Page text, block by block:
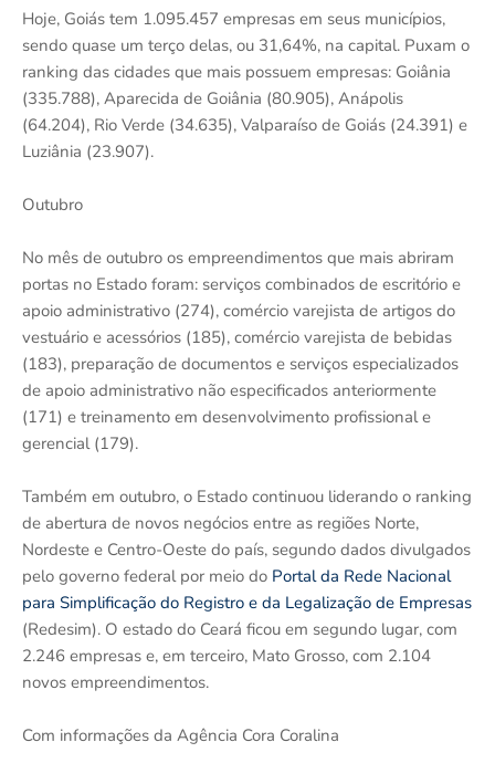
Hoje, Goiás tem 1.095.457 empresas em seus municípios,
sendo quase um terço delas, ou 31,64%, na capital. Puxam o
ranking das cidades que mais possuem empresas: Goiânia
(335.788), Aparecida de Goiânia (80.905), Anápolis
(64.204), Rio Verde (34.635), Valparaíso de Goiás (24.391) e
Luziânia (23.907).
Outubro
No mês de outubro os empreendimentos que mais abriram
portas no Estado foram: serviços combinados de escritório e
apoio administrativo (274), comércio varejista de artigos do
vestuário e acessórios (185), comércio varejista de bebidas
(183), preparação de documentos e serviços especializados
de apoio administrativo não especificados anteriormente
(171) e treinamento em desenvolvimento profissional e
gerencial (179).
Também em outubro, o Estado continuou liderando o ranking
de abertura de novos negócios entre as regiões Norte,
Nordeste e Centro-Oeste do país, segundo dados divulgados
pelo governo federal por meio do Portal da Rede Nacional
para Simplificação do Registro e da Legalização de Empresas
(Redesim). O estado do Ceará ficou em segundo lugar, com
2.246 empresas e, em terceiro, Mato Grosso, com 2.104
novos empreendimentos.
Com informações da Agência Cora Coralina